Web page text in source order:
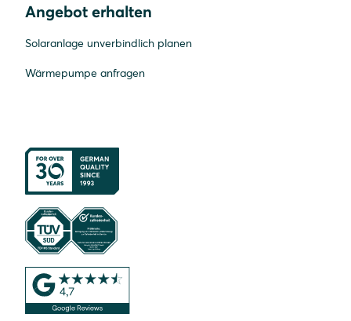
Angebot erhalten
Solaranlage unverbindlich planen
Wärmepumpe anfragen